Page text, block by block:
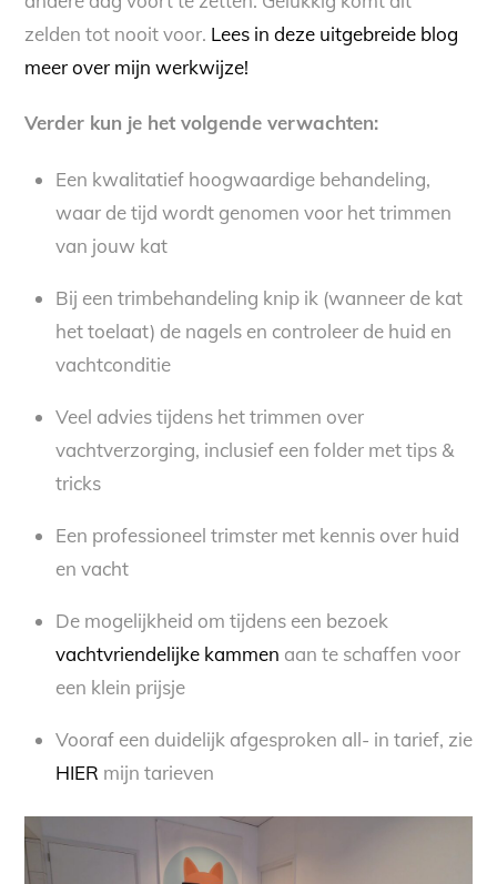
zelden tot nooit voor. Lees in deze uitgebreide blog
meer over mijn werkwijze!
Verder kun je het volgende verwachten:
Een kwalitatief hoogwaardige behandeling,
waar de tijd wordt genomen voor het trimmen
van jouw kat
Bij een trimbehandeling knip ik (wanneer de kat
het toelaat) de nagels en controleer de huid en
vachtconditie
Veel advies tijdens het trimmen over
vachtverzorging, inclusief een folder met tips &
tricks
Een professioneel trimster met kennis over huid
en vacht
De mogelijkheid om tijdens een bezoek
vachtvriendelijke kammen aan te schaffen voor
een klein prijsje
Vooraf een duidelijk afgesproken all- in tarief, zie
HIER mijn tarieven